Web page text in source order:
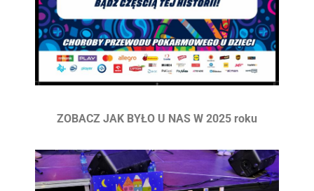
ZOBACZ JAK BYŁO U NAS W 2025 roku